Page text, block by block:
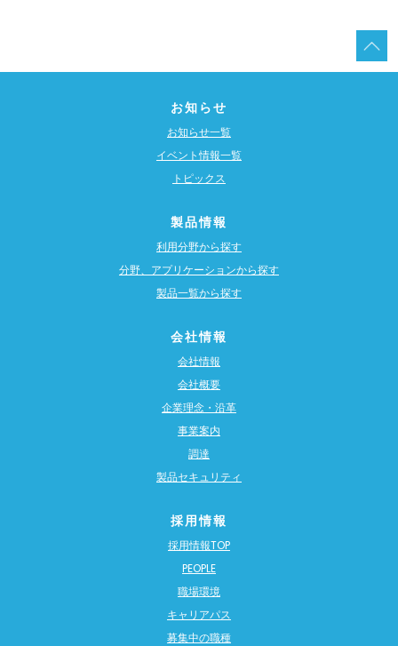
お知らせ
お知らせ一覧
イベント情報一覧
トピックス
製品情報
利用分野から探す
分野、アプリケーションから探す
製品一覧から探す
会社情報
会社情報
会社概要
企業理念・沿革
事業案内
調達
製品セキュリティ
採用情報
採用情報TOP
PEOPLE
職場環境
キャリアパス
募集中の職種